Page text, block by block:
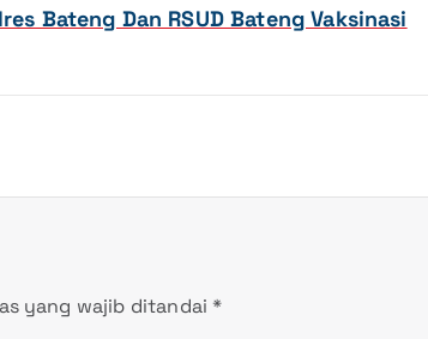
Bateng Dan RSUD Bateng Vaksinasi
yang wajib ditandai*